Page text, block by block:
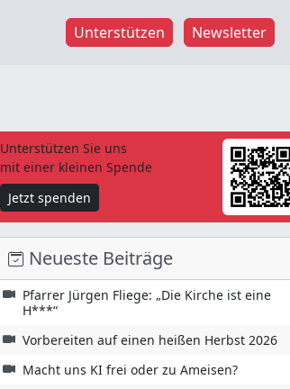
Unterstützen Newsletter
Unterstützen Sie uns
mit einer kleinen Spende
Jetzt spenden
Neueste Beiträge
Pfarrer Jürgen Fliege: „Die Kirche ist eine
H***“
Vorbereiten auf einen heißen Herbst 2026
Macht uns KI frei oder zu Ameisen?